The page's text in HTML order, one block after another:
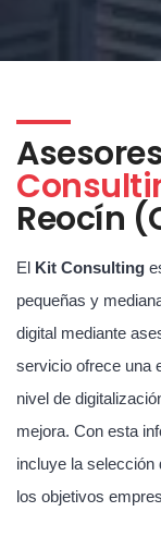
Reocín
El Kit Consulting
pequeñas y
digital mediante
servicio ofrece una
nivel de
mejora. Con esta
incluye la selección
los objetivos